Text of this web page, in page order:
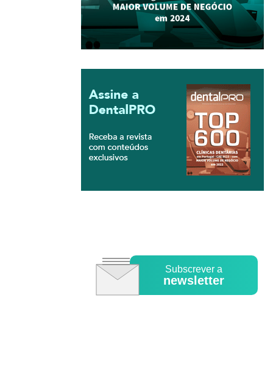
Subscrever a
newsletter